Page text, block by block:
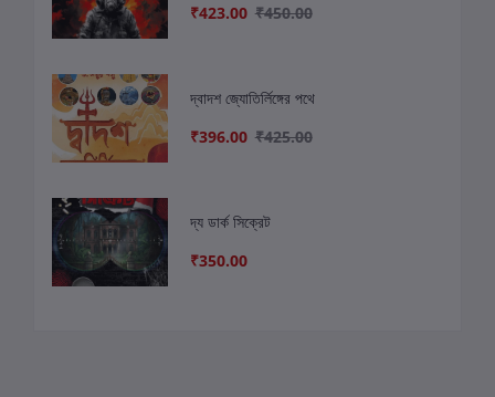
₹423.00 ₹450.00
দ্বাদশ জ্যোতির্লিঙ্গের পথে
₹396.00 ₹425.00
দ্য ডার্ক সিক্রেট
₹350.00